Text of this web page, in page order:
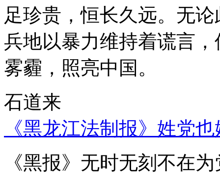
足珍贵，恒长久远。无
兵地以暴力维持着谎言
雾霾，照亮中国。
石道来
《黑龙江法制报》姓党
《黑报》无时无刻不在